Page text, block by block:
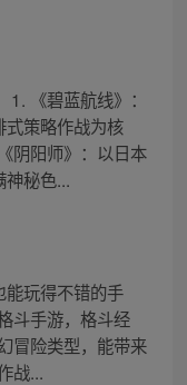
《碧蓝航线》：
式策略作战为核
阴阳师》：以日本
神秘色...
能玩得不错的手
斗手游，格斗经
冒险类型，能带来
战...